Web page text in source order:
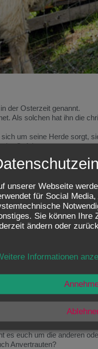
der Osterzeit genannt.
Als solchen hat ihn die
um seine Herde sorgt,
der Gefahr.
Bildwort. Er nennt
ist ein Dieb und
Leben bekommt
Diebe und Räuber!
alle, die sich nicht
es nicht, dass es am
Er ist von einem Dämon
Dämon die Augen von
Fundamentalisten
hat? So haben ihn seine
wie ein Spiegel, in den
die Priester, aber
es euch um die anderen
Anvertrauten?
unserer Webseite
für Social Media,
Sie können Ihre
ändern oder
Informationen